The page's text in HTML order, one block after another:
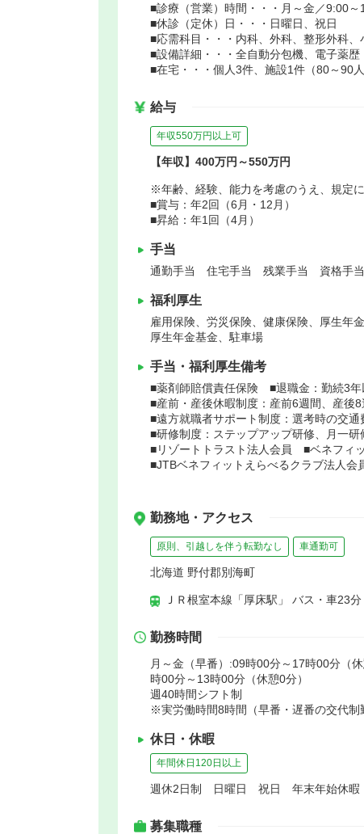
■診療（営業）時間・・・月～金／9:00
■休診（定休）日・・・日曜日、祝日
■応需科目・・・内科、外科、整形外科
■設備詳細・・・全自動分包機、電子薬歴
■在宅・・・個人3件、施設1件（80～90人
給与
年収550万円以上可
【年収】400万円～550万円
※年齢、経験、能力を考慮のうえ、規定に
■賞与：年2回（6月・12月）
■昇給：年1回（4月）
手当
通勤手当 住宅手当 残業手当 資格手当
福利厚生
雇用保険、労災保険、健康保険、厚生年
厚生年金基金、駐車場
手当・福利厚生備考
■薬剤師賠償責任保険 ■退職金：勤続3年
■産前・産後休暇制度：産前6週間、産
■遠方就職者サポート制度：選考時の交
■研修制度：ステップアップ研修、月一
■リゾートトラスト法人会員 ■ベネフィ
■JTBベネフィットえらべるクラブ法人会
勤務地・アクセス
原則、引越しを伴う転勤なし 車通勤可
北海道 野付郡別海町
ＪＲ根室本線「厚床駅」 バス・車23分
勤務時間
月～金（早番）:09時00分～17時00分（
時00分～13時00分（休憩0分）
週40時間シフト制
※実労働時間8時間（早番・遅番の交代制
休日・休暇
年間休日120日以上
週休2日制 日曜日 祝日 年末年始休
募集職種